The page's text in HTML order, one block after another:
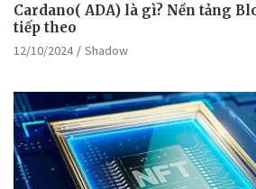
Cardano( ADA) là gì? Nền tảng
tiếp theo
12/10/2024 Shadow